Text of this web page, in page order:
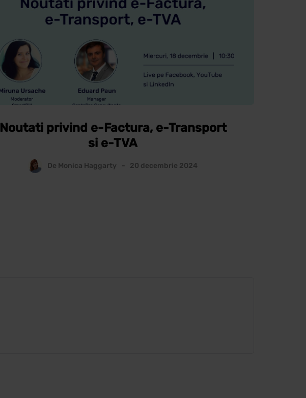
Noutati privind e-Factura, e-Transport
si e-TVA
De Monica Haggarty 20 decembrie 2024